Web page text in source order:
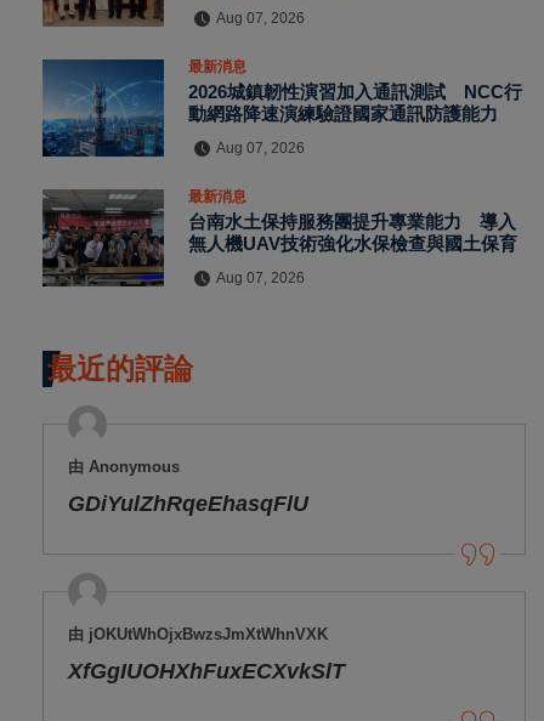
Aug 07, 2026
最新消息
2026城鎮韌性演習加入通訊測試 NCC行
動網路降速演練驗證國家通訊防護能力
Aug 07, 2026
最新消息
台南水土保持服務團提升專業能力 導入
無人機UAV技術強化水保檢查與國土保育
Aug 07, 2026
最近的評論
由 Anonymous
GDiYulZhRqeEhasqFlU
由 jOKUtWhOjxBwzsJmXtWhnVXK
XfGgIUOHXhFuxECXvkSlT